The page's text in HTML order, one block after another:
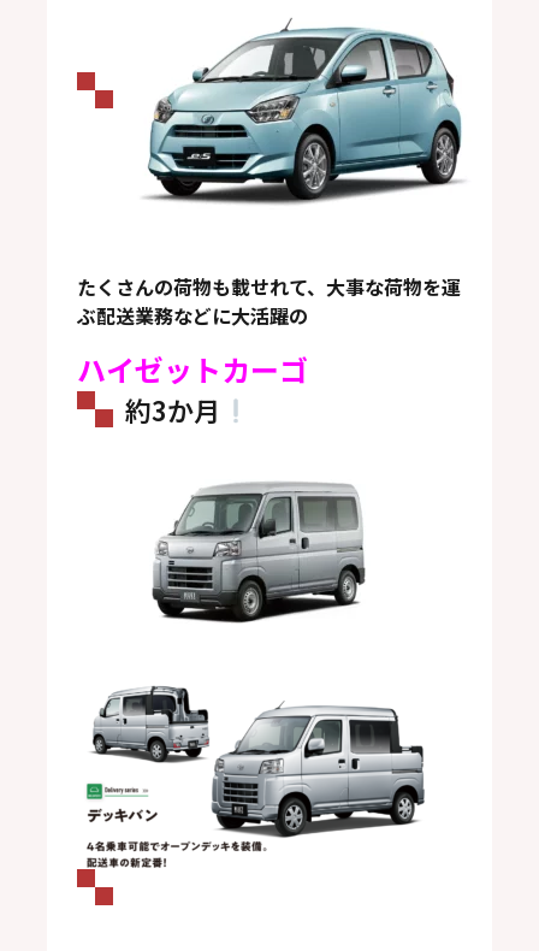
たくさんの荷物も載せれて、大事な荷物を運
ぶ配送業務などに大活躍の
ハイゼットカーゴ
約3か月